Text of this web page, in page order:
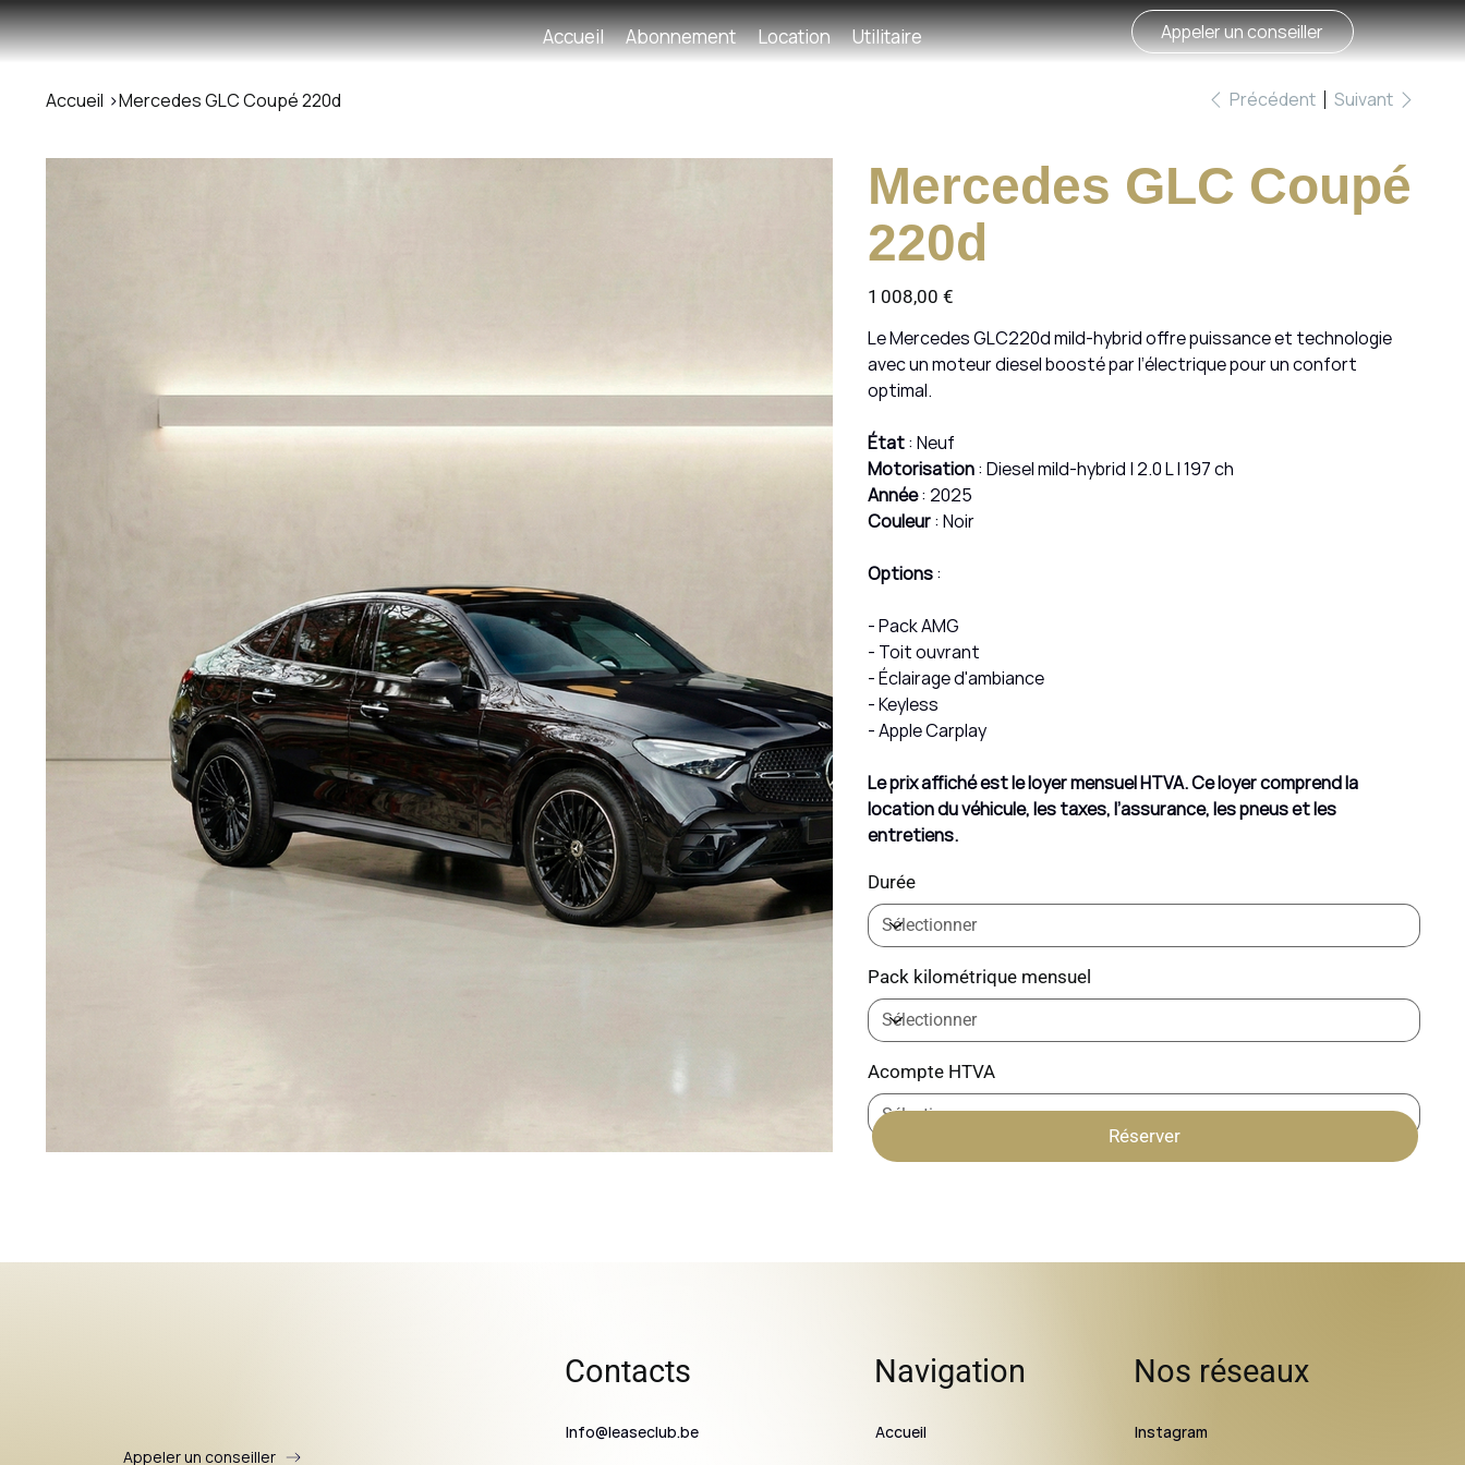
Accueil Abonnement Location Utilitaire Appeler un conseiller
Accueil >Mercedes GLC Coupé 220d Précédent Suivant
Mercedes GLC Coupé
220d
Prix
1 008,00 €
Le Mercedes GLC220d mild-hybrid offre puissance et technologie
avec un moteur diesel boosté par l’électrique pour un confort
optimal.
État: Neuf
Motorisation: Diesel mild-hybrid | 2.0 L | 197 ch
Année: 2025
Couleur: Noir
Options:
- Pack AMG
- Toit ouvrant
- Éclairage d'ambiance
- Keyless
- Apple Carplay
Le prix affiché est le loyer mensuel HTVA. Ce loyer comprend la
location du véhicule, les taxes, l’assurance, les pneus et les
entretiens.
Durée
Pack kilométrique mensuel
Acompte HTVA
Réserver
Appeler un conseiller
Contacts
Info@leaseclub.be
Navigation
Accueil
Nos réseaux
Instagram